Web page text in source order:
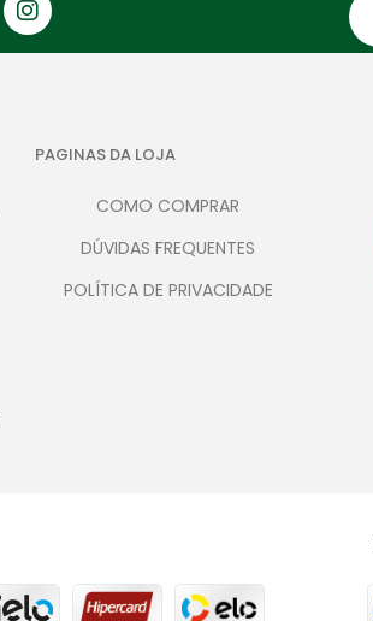
PAGINAS DA LOJA
COMO COMPRAR
DÚVIDAS FREQUENTES
POLÍTICA DE PRIVACIDADE